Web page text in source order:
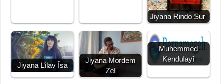
Jiyana Rindo Sur
Jiyana Lîlav Îsa
Jiyana Mordem
Zel
Muhemmed
Kendulayî